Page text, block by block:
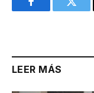
Facebook
LEER MÁS